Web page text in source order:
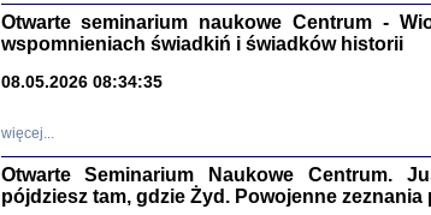
Otwarte seminarium naukowe Centrum -
wspomnieniach świadkiń i świadków historii
08.05.2026 08:34:35
więcej...
Otwarte Seminarium Naukowe Centrum.
pójdziesz tam, gdzie Żyd. Powojenne